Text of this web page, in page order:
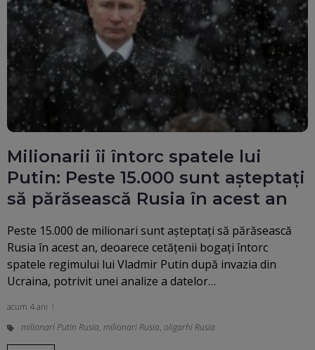
Milionarii îi întorc spatele lui
Putin: Peste 15.000 sunt așteptați
să părăsească Rusia în acest an
Peste 15.000 de milionari sunt așteptați să părăsească
Rusia în acest an, deoarece cetățenii bogați întorc
spatele regimului lui Vladmir Putin după invazia din
Ucraina, potrivit unei analize a datelor…
acum 4 ani
milionari Putin Rusia, milionari Rusia, oligarhi Rusia